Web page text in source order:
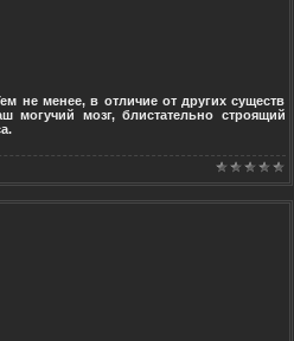
не менее, в отличие от других существ
мозг, блистательно строящий